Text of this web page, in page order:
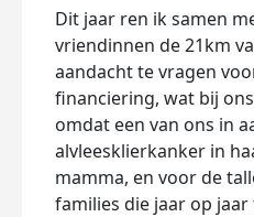
Dit jaar ren ik samen
vriendinnen de 21km
aandacht te vragen
financiering, wat bij
omdat een van ons in
alvleesklierkanker in
mamma, en voor de
families die jaar op